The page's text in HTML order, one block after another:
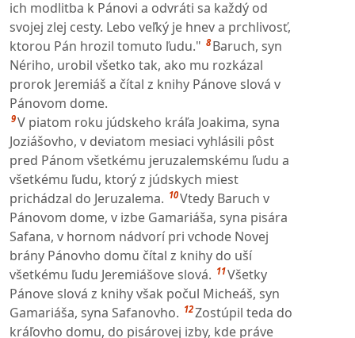
ich modlitba k Pánovi a odvráti sa každý od
svojej zlej cesty. Lebo veľký je hnev a prchlivosť,
ktorou Pán hrozil tomuto ľudu." 8 Baruch, syn
Nériho, urobil všetko tak, ako mu rozkázal
prorok Jeremiáš a čítal z knihy Pánove slová v
Pánovom dome.
9V piatom roku júdskeho kráľa Joakima, syna
Joziášovho, v deviatom mesiaci vyhlásili pôst
pred Pánom všetkému jeruzalemskému ľudu a
všetkému ľudu, ktorý z júdskych miest
prichádzal do Jeruzalema. 10Vtedy Baruch v
Pánovom dome, v izbe Gamariáša, syna pisára
Safana, v hornom nádvorí pri vchode Novej
brány Pánovho domu čítal z knihy do uší
všetkému ľudu Jeremiášove slová. 11Všetky
Pánove slová z knihy však počul Micheáš, syn
Gamariáša, syna Safanovho. 12Zostúpil teda do
kráľovho domu, do pisárovej izby, kde práve